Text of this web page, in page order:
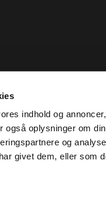
indhold og
også oplysninger om
og
givet dem, eller som
Created and